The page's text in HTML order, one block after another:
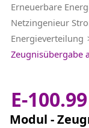
Erneuerbare
Netzingenieur
Energieverteilung
Zeugnisübergabe
E-100.99
Modul -